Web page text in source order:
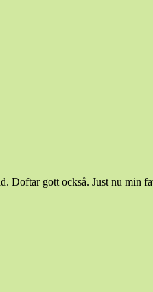
Doftar gott också. Just nu min